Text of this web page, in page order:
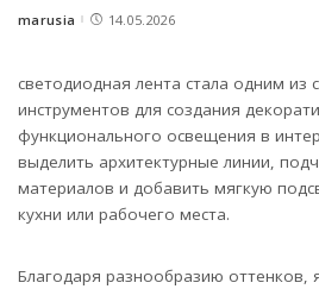
Posted
marusia 14.05.2026
светодиодная лента стала одним из
инструментов для создания
функционального освещения в
выделить архитектурные линии,
материалов и добавить мягкую
кухни или рабочего места.
Благодаря разнообразию оттенков,